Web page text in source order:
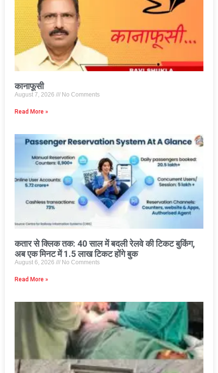
कानाफूसी
August 7, 2026 No Comments
Read More »
कतार से क्लिक तक: 40 साल में बदली रेलवे की टिकट बुकिंग,
अब एक मिनट में 1.5 लाख टिकट होंगे बुक
August 6, 2026 No Comments
Read More »